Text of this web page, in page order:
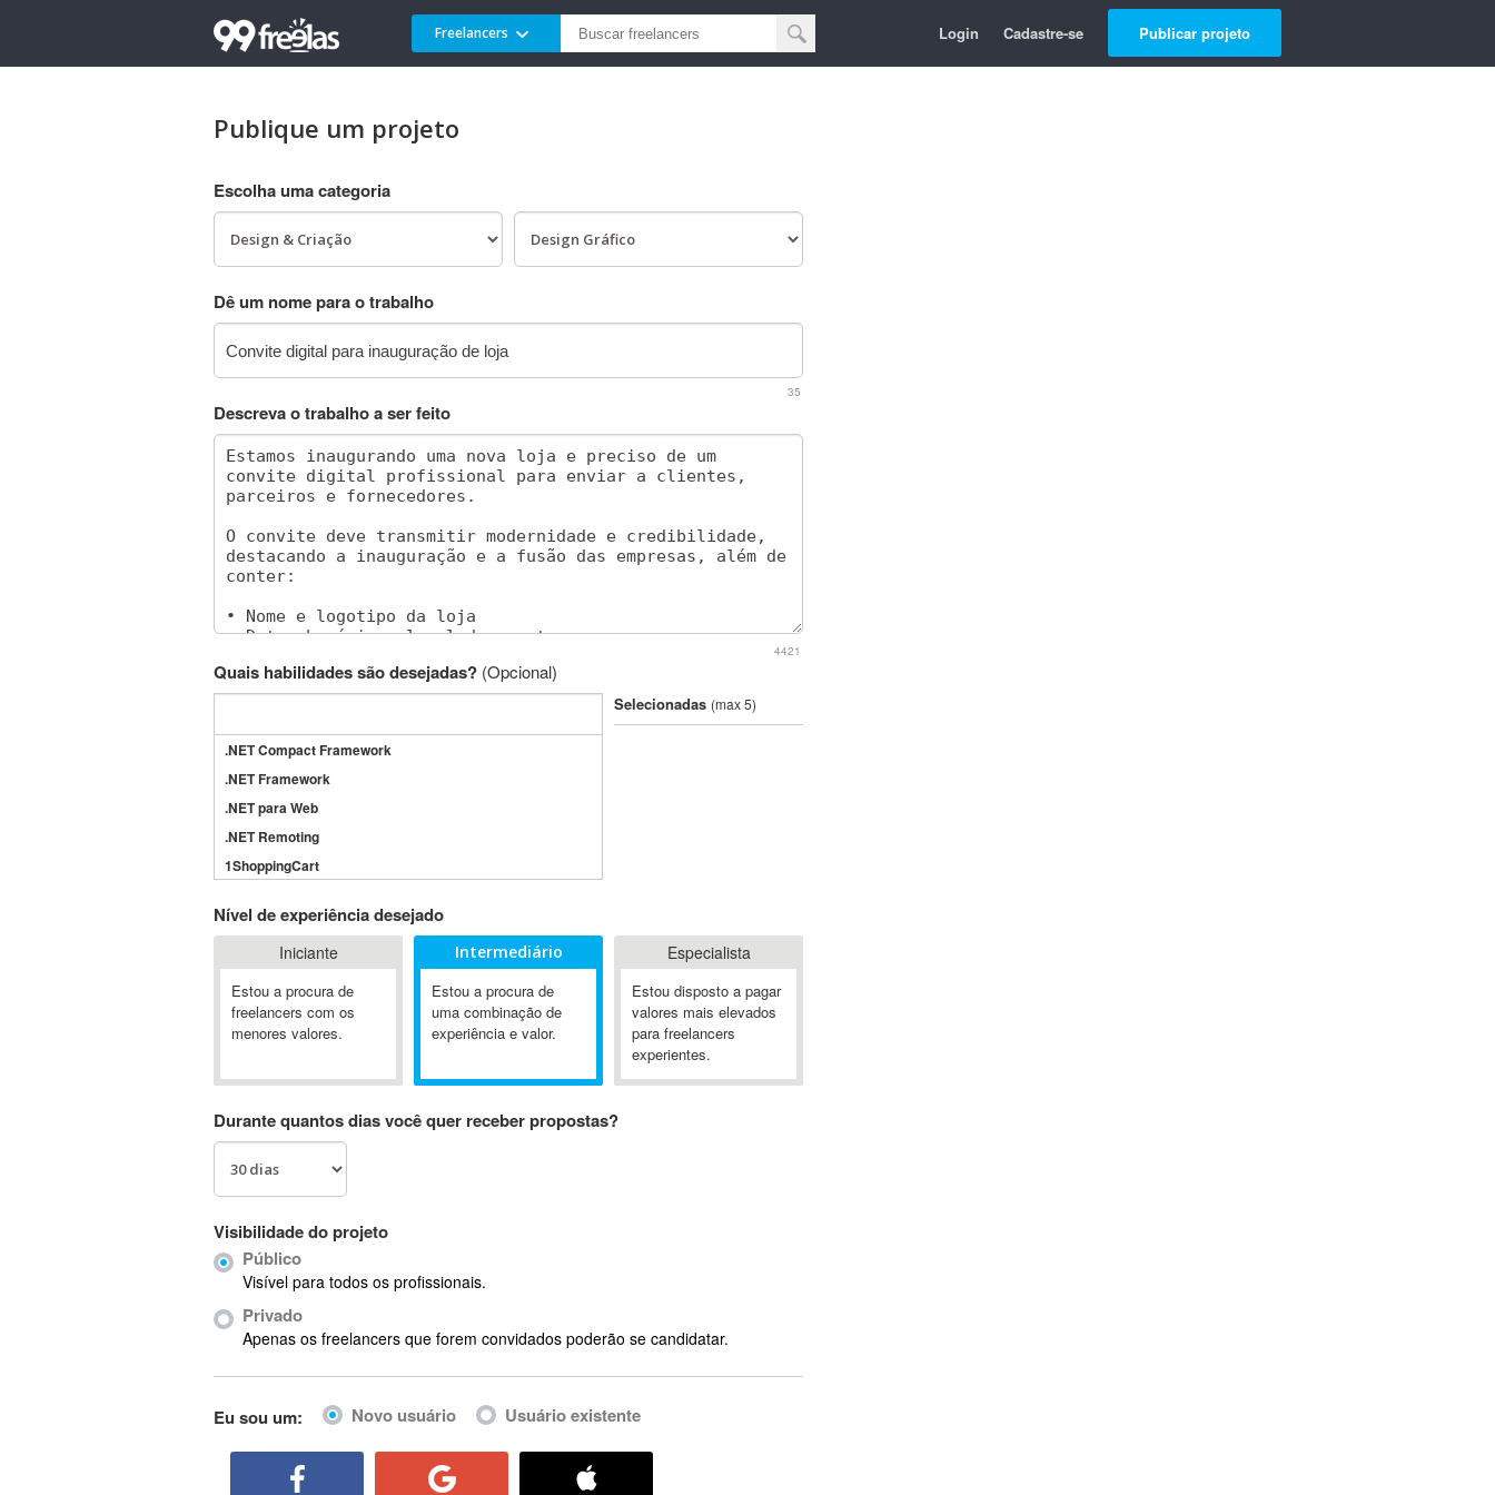
Freelancers Login Cadastre-se Publicar projeto
Publique um projeto
Escolha uma categoria
Dê um nome para o trabalho
35
Descreva o trabalho a ser feito
4421
Quais habilidades são desejadas? (Opcional)
.NET Compact Framework
.NET Framework
.NET para Web
.NET Remoting
1ShoppingCart
3GSM
4D Dimension
802.11
A&P
A-GPS
Ab Initio
ABIS
AbleCommerce
Ableton Live
Abstract Window Toolkit (AWT)
Selecionadas (max 5)
Nível de experiência desejado
Iniciante
Estou a procura de
freelancers com os
menores valores.
Intermediário
Estou a procura de
uma combinação de
experiência e valor.
Especialista
Estou disposto a pagar
valores mais elevados
para freelancers
experientes.
Durante quantos dias você quer receber propostas?
Visibilidade do projeto
Público
Visível para todos os profissionais.
Privado
Apenas os freelancers que forem convidados poderão se candidatar.
Eu sou um: Novo usuário Usuário existente